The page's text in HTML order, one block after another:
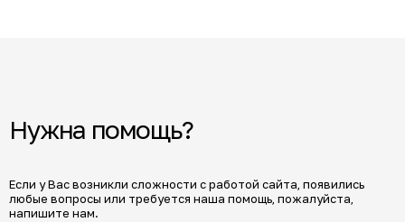
Нужна помощь?
Если у Вас возникли сложности с работой сайта, появились
любые вопросы или требуется наша помощь, пожалуйста,
напишите нам.